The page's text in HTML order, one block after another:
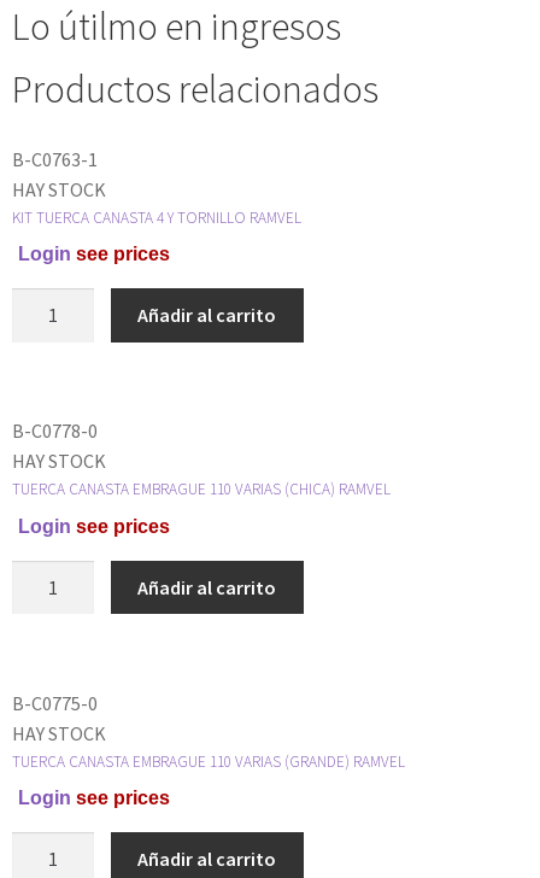
Lo útilmo en ingresos
Productos relacionados
B-C0763-1
HAY STOCK
KIT TUERCA CANASTA 4 Y TORNILLO RAMVEL
Login see prices
Añadir al carrito
B-C0778-0
HAY STOCK
TUERCA CANASTA EMBRAGUE 110 VARIAS (CHICA) RAMVEL
Login see prices
Añadir al carrito
B-C0775-0
HAY STOCK
TUERCA CANASTA EMBRAGUE 110 VARIAS (GRANDE) RAMVEL
Login see prices
Añadir al carrito